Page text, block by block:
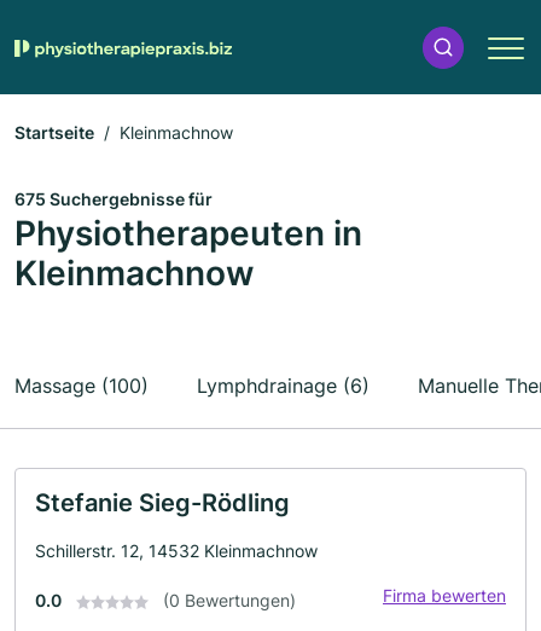
Startseite Kleinmachnow
675 Suchergebnisse für
Physiotherapeuten in
Kleinmachnow
Massage (100) Lymphdrainage (6) Manuelle
Stefanie Sieg-Rödling
Schillerstr. 12, 14532 Kleinmachnow
0.0 (0 Bewertungen) Firma bewerten